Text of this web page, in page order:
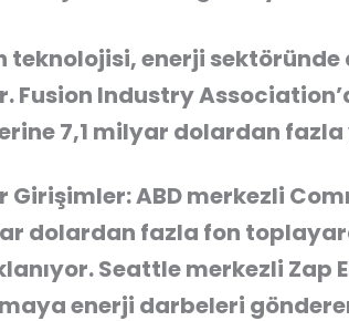
teknolojisi, enerji
Fusion Industry
7,1 milyar dolardan fazla
Girişimler:ABD merkezli
dolardan fazla fon
Seattle merkezli Zap
enerji darbeleri